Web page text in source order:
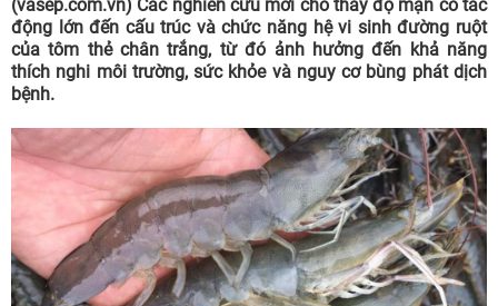
(vasep.com.vn) Các nghiên cứu mới cho thấy độ mặn có tác
động lớn đến cấu trúc và chức năng hệ vi sinh đường ruột
của tôm thẻ chân trắng, từ đó ảnh hưởng đến khả năng
thích nghi môi trường, sức khỏe và nguy cơ bùng phát dịch
bệnh.